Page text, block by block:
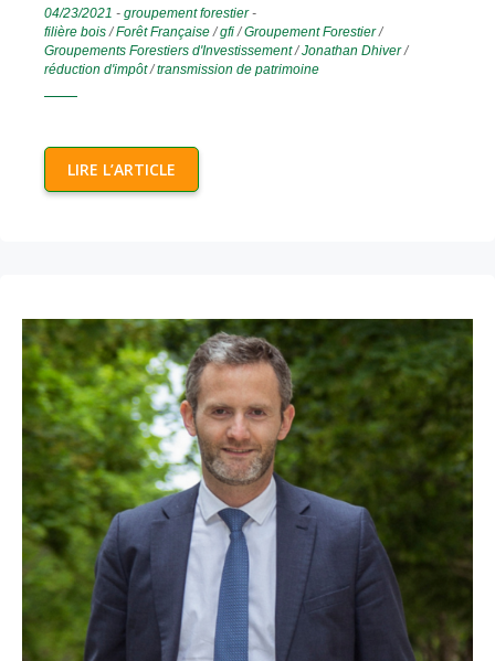
04/23/2021 - groupement forestier-
filière bois/Forêt Française/gfi/Groupement Forestier/
Groupements Forestiers d'Investissement/Jonathan Dhiver/
réduction d'impôt/transmission de patrimoine
LIRE L’ARTICLE